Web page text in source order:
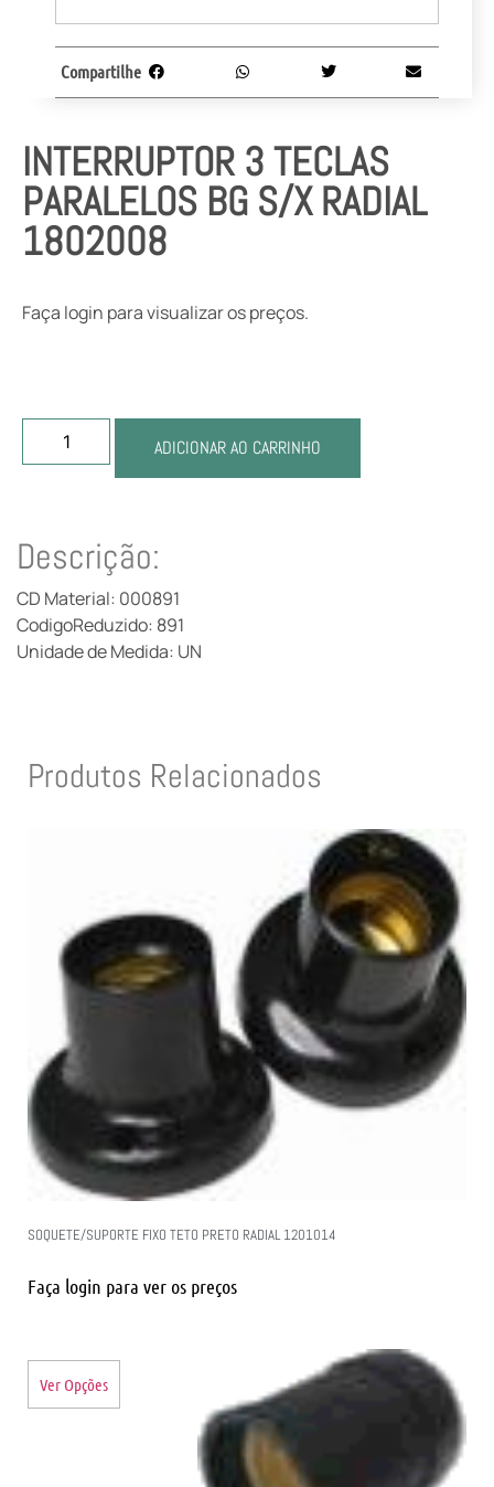
INTERRUPTOR 3 TECLAS
PARALELOS BG S/X RADIAL
1802008
Faça login para visualizar os preços.
ADICIONAR AO CARRINHO
Compartilhe
Descrição:
CD Material: 000891
CodigoReduzido: 891
Unidade de Medida: UN
Produtos Relacionados
SOQUETE/SUPORTE FIXO TETO PRETO RADIAL 1201014
Faça login para ver os preços
Ver Opções